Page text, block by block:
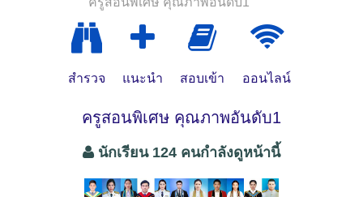
สำรวจ แนะนำ สอบเข้า ออนไลน์
ครูสอนพิเศษ คุณภาพอันดับ1
นักเรียน 124 คนกำลังดูหน้านี้